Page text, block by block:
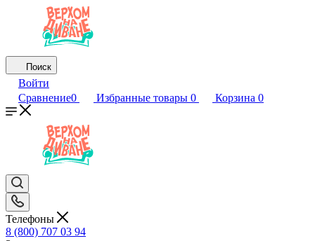
Поиск
Войти
Сравнение0 Избранные товары 0 Корзина 0
Телефоны
8 (800) 707 03 94